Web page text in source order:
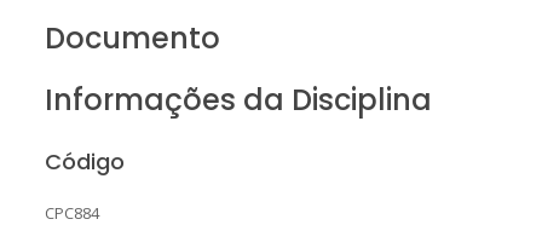
Documento
Informações da Disciplina
Código
CPC884